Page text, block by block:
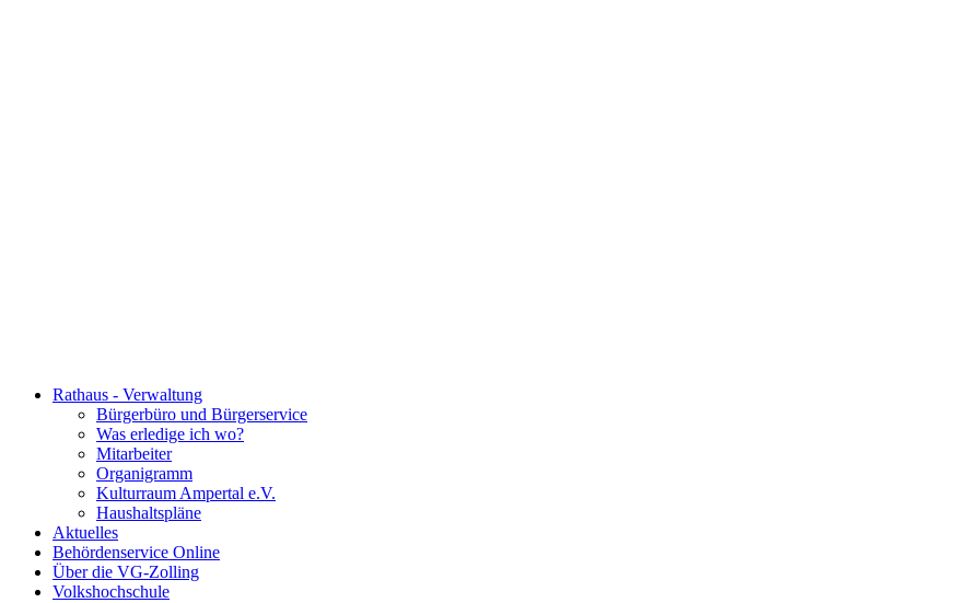
Rathaus - Verwaltung
Bürgerbüro und Bürgerservice
Was erledige ich wo?
Mitarbeiter
Organigramm
Kulturraum Ampertal e.V.
Haushaltspläne
Aktuelles
Behördenservice Online
Über die VG-Zolling
Volkshochschule